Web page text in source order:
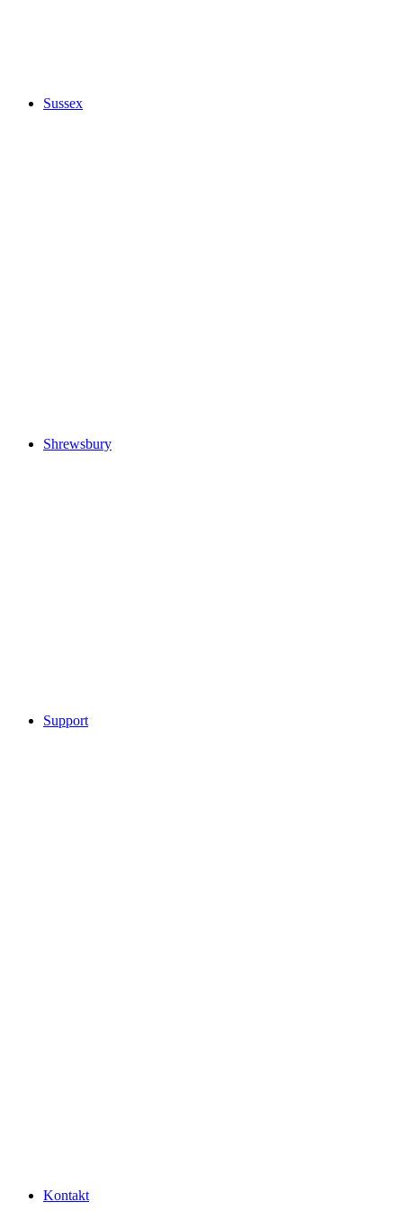
Sussex
Shrewsbury
Support
Kontakt